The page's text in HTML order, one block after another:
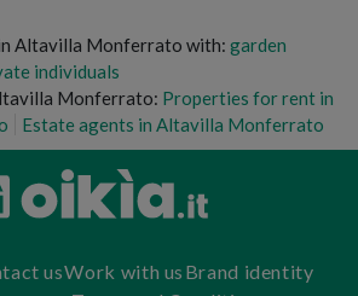
Altavilla Monferrato with: garden
individuals
Monferrato: Properties for rent in
Estate agents in Altavilla Monferrato
usWork with us Brand identity